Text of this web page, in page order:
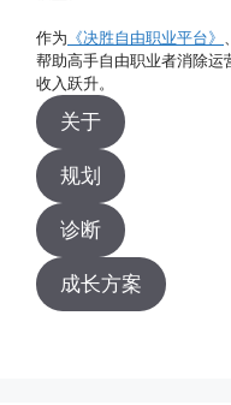
作为 《决胜自由职业平台》
帮助高手自由职业者消除运
收入跃升。
关于
规划
诊断
成长方案